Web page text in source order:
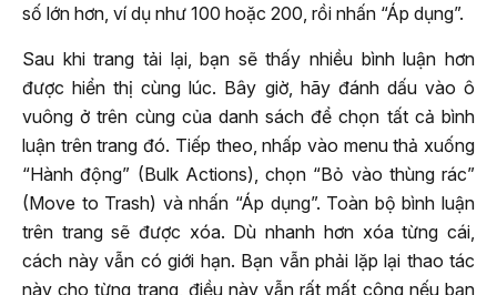
số lớn hơn, ví dụ như 100 hoặc 200, rồi nhấn “Áp dụng”.
Sau khi trang tải lại, bạn sẽ thấy nhiều bình luận hơn
được hiển thị cùng lúc. Bây giờ, hãy đánh dấu vào ô
vuông ở trên cùng của danh sách để chọn tất cả bình
luận trên trang đó. Tiếp theo, nhấp vào menu thả xuống
“Hành động” (Bulk Actions), chọn “Bỏ vào thùng rác”
(Move to Trash) và nhấn “Áp dụng”. Toàn bộ bình luận
trên trang sẽ được xóa. Dù nhanh hơn xóa từng cái,
cách này vẫn có giới hạn. Bạn vẫn phải lặp lại thao tác
này cho từng trang, điều này vẫn rất mất công nếu bạn